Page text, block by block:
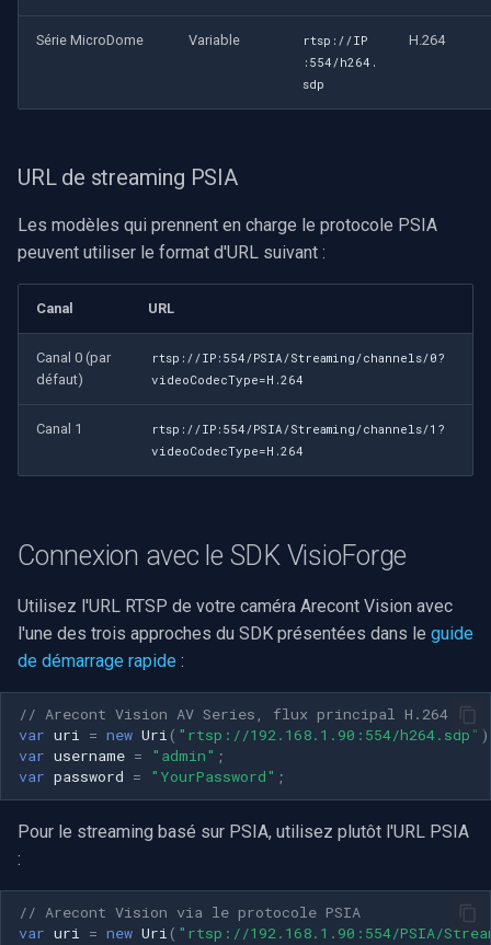
Série MicroDome Variable
rtsp://IP
:554/h264.
sdp
H.264
URL de streaming PSIA
Les modèles qui prennent en charge le protocole PSIA
peuvent utiliser le format d'URL suivant :
Canal URL
Canal 0 (par
défaut)
rtsp://IP:554/PSIA/Streaming/channels/0?
videoCodecType=H.264
Canal 1
rtsp://IP:554/PSIA/Streaming/channels/1?
videoCodecType=H.264
Connexion avec le SDK VisioForge
Utilisez l'URL RTSP de votre caméra Arecont Vision avec
l'une des trois approches du SDK présentées dans le guide
de démarrage rapide :
// Arecont Vision AV Series, flux principal H.264
var uri = new Uri ( "rtsp://192.168.1.90:554/h264.sdp"
var username = "admin" ;
var password = "YourPassword" ;
Pour le streaming basé sur PSIA, utilisez plutôt l'URL PSIA
:
// Arecont Vision via le protocole PSIA
var uri = new Uri ( "rtsp://192.168.1.90:554/PSIA/